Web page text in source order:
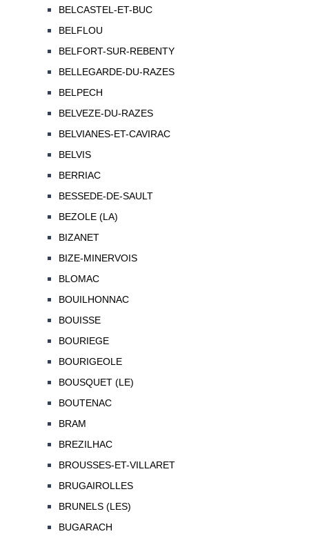
BELCASTEL-ET-BUC
BELFLOU
BELFORT-SUR-REBENTY
BELLEGARDE-DU-RAZES
BELPECH
BELVEZE-DU-RAZES
BELVIANES-ET-CAVIRAC
BELVIS
BERRIAC
BESSEDE-DE-SAULT
BEZOLE (LA)
BIZANET
BIZE-MINERVOIS
BLOMAC
BOUILHONNAC
BOUISSE
BOURIEGE
BOURIGEOLE
BOUSQUET (LE)
BOUTENAC
BRAM
BREZILHAC
BROUSSES-ET-VILLARET
BRUGAIROLLES
BRUNELS (LES)
BUGARACH